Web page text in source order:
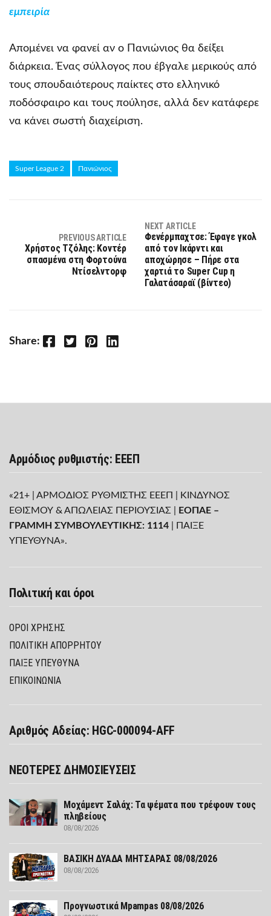
εμπειρία
Απομένει να φανεί αν ο Πανιώνιος θα δείξει
διάρκεια. Ένας σύλλογος που έβγαλε μερικούς από
τους σπουδαιότερους παίκτες στο ελληνικό
ποδόσφαιρο και τους πούλησε, αλλά δεν κατάφερε
να κάνει σωστή διαχείριση.
Super League 2 Πανιώνιος
PREVIOUS ARTICLE
Χρήστος Τζόλης: Κοντέρ
σπασμένα στη Φορτούνα
Ντίσελντορφ
NEXT ARTICLE
Φενέρμπαχτσε: Έφαγε γκολ
από τον Ικάρντι και
αποχώρησε – Πήρε στα
χαρτιά το Super Cup η
Γαλατάσαραϊ (βίντεο)
Share: Facebook Twitter Pinterest LinkedIn
Αρμόδιος ρυθμιστής: ΕΕΕΠ
«21+ | ΑΡΜΟΔΙΟΣ ΡΥΘΜΙΣΤΗΣ ΕΕΕΠ | ΚΙΝΔΥΝΟΣ
ΕΘΙΣΜΟΥ & ΑΠΩΛΕΙΑΣ ΠΕΡΙΟΥΣΙΑΣ |
ΕΟΠΑΕ –
ΓΡΑΜΜΗ ΣΥΜΒΟΥΛΕΥΤΙΚΗΣ: 1114 | ΠΑΙΞΕ
ΥΠΕΥΘΥΝΑ».
Πολιτική και όροι
ΌΡΟΙ ΧΡΉΣΗΣ
ΠΟΛΙΤΙΚΉ ΑΠΟΡΡΉΤΟΥ
ΠΑΊΞΕ ΥΠΕΎΘΥΝΑ
ΕΠΙΚΟΙΝΩΝΙΑ
Αριθμός Αδείας: HGC-000094-AFF
ΝΕΟΤΕΡΕΣ ΔΗΜΟΣΙΕΥΣΕΙΣ
Μοχάμεντ Σαλάχ: Τα ψέματα που τρέφουν τους
πληβείους
08/08/2026
ΒΑΣΙΚΗ ΔΥΑΔΑ ΜΗΤΣΑΡΑΣ 08/08/2026
08/08/2026
Προγνωστικά Mpampas 08/08/2026